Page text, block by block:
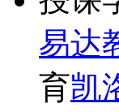
易达
育凯